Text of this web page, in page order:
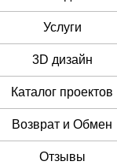
Услуги
3D дизайн
Каталог проектов
Возврат и Обмен
Отзывы